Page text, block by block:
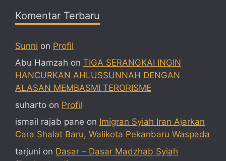
Komentar Terbaru
Sunni on Profil
Abu Hamzah on TIGA SERANGKAI INGIN
HANCURKAN AHLUSSUNNAH DENGAN
ALASAN MEMBASMI TERORISME
suharto on Profil
ismail rajab pane on Imigran Syiah Iran Ajarkan
Cara Shalat Baru, Walikota Pekanbaru Waspada
tarjuni on Dasar – Dasar Madzhab Syiah